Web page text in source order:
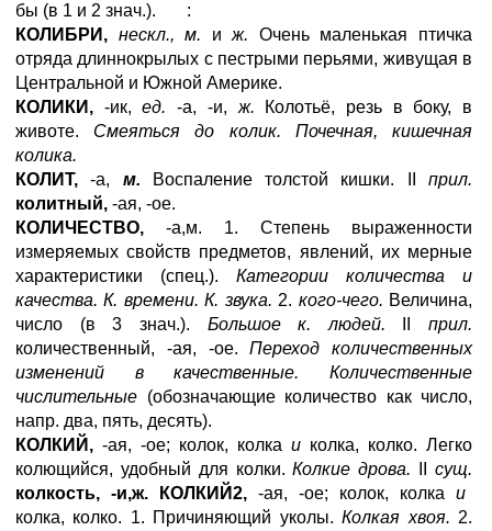
бы (в 1 и 2 знач.). :
КОЛИБРИ, нескл., м. иж. Очень маленькая птичка
отряда длиннокрылых с пестрыми перьями, живущая в
Центральной и Южной Америке.
КОЛИКИ, -ик,ед. -а, -и, ж. Колотьё, резь в боку, в
животе. Смеяться до колик. Почечная, кишечная
колика.
КОЛИТ, -а, м. Воспаление толстой кишки. IIприл.
колитный, -ая, -ое.
КОЛИЧЕСТВО, -а,м. 1. Степень выраженности
измеряемых свойств предметов, явлений, их мерные
характеристики (спец.). Категории количества и
качества. К. времени. К. звука. 2. кого-чего. Величина,
число (в 3 знач.). Большое к. людей.
прил.
количественный, -ая, -ое.Переход количественных
изменений в качественные. Количественные
числительные (обозначающие количество как число,
напр. два, пять, десять).
КОЛКИЙ, -ая, -ое; колок, колка и колка, колко. Легко
колющийся, удобный для колки.Колкие дрова. IIсущ.
колкость, -и,ж.
КОЛКИЙ2, -ая, -ое; колок, колка и
колка, колко. 1. Причиняющий уколы.Колкая хвоя. 2.